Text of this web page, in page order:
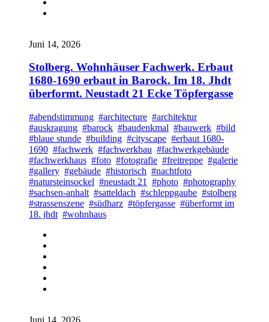
Juni 14, 2026
Stolberg. Wohnhäuser Fachwerk. Erbaut
1680-1690 erbaut in Barock. Im 18. Jhdt
überformt. Neustadt 21 Ecke Töpfergasse
#abendstimmung #architecture #architektur
#auskragung #barock #baudenkmal #bauwerk #bild
#blaue stunde #building #cityscape #erbaut 1680-
1690 #fachwerk #fachwerkbau #fachwerkgebäude
#fachwerkhaus #foto #fotografie #freitreppe #galerie
#gallery #gebäude #historisch #nachtfoto
#natursteinsockel #neustadt 21 #photo #photography
#sachsen-anhalt #satteldach #schleppgaube #stolberg
#strassenszene #südharz #töpfergasse #überformt im
18. jhdt #wohnhaus
Juni 14, 2026